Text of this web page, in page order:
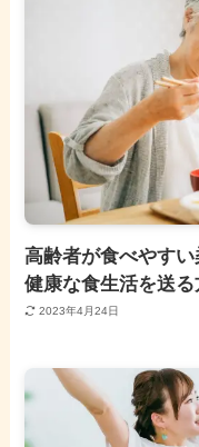
高齢者が食べやす
健康な食生活を送る
2023年4月24日